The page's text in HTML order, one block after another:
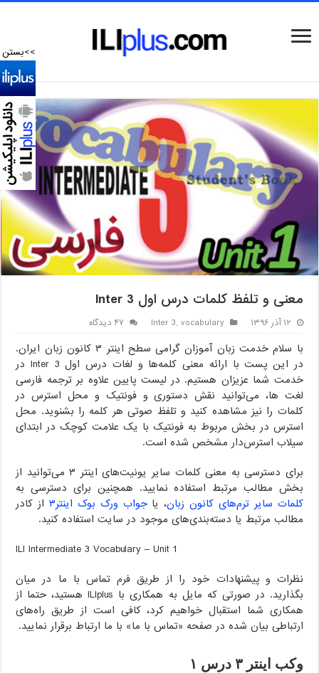
معنی و تلفظ کلمات درس اول Inter 3
۱۲ آذر ۱۳۹۶ Inter 3, vocabulary ۴۷ دیدگاه
با سلام خدمت زبان آموزان گرامی سطح اینتر ۳ کانون زبان ایران.
در این پست با ارائه معنی کلمه‌ها و لغات درس اول Inter 3‌ در
خدمت شما عزیزان هستیم. در لیست پایین علاوه بر ترجمه فارسی
لغت ها، می‌توانید نقش دستوری و فونتیک و محل استرس در
کلمات را نیز مشاهده کنید و تلفظ صوتی هر کلمه را بشنوید. محل
استرس در بخش مربوط به فونتیک با یک علامت کوچک در ابتدای
سیلاب استرس‌دار مشخص شده است.
برای دسترسی به معنی کلمات سایر یونیت‌های اینتر ۳ می‌توانید از
بخش مطالب مرتبط استفاده نمایید. همچنین برای دسترسی به
کلمات سایر ترم‌‌های کانون زبان، یاجواب ورک بوک اینتر۳
از کادر
مطالب مرتبط یا دسته‌بندی‌های موجود در سایت استفاده کنید.
ILI Intermediate 3 Vocabulary – Unit 1
نظرات و پیشنهادات خود را از طریق فرم تماس با ما در میان
بگذارید. در صورتی که مایل به همکاری با ILIplus هستید، حتما از
همکاری شما استقبال خواهیم کرد، کافی است از طریق راه‌های
ارتباطی بیان شده در صفحه «تماس با ما» با ما ارتباط برقرار نمایید.
وکب اینتر ۳ درس ۱
>>بستن